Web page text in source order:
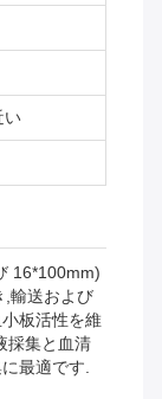
い
16*100mm)
,輸送および
板活性を維
採集と血清
最適です.